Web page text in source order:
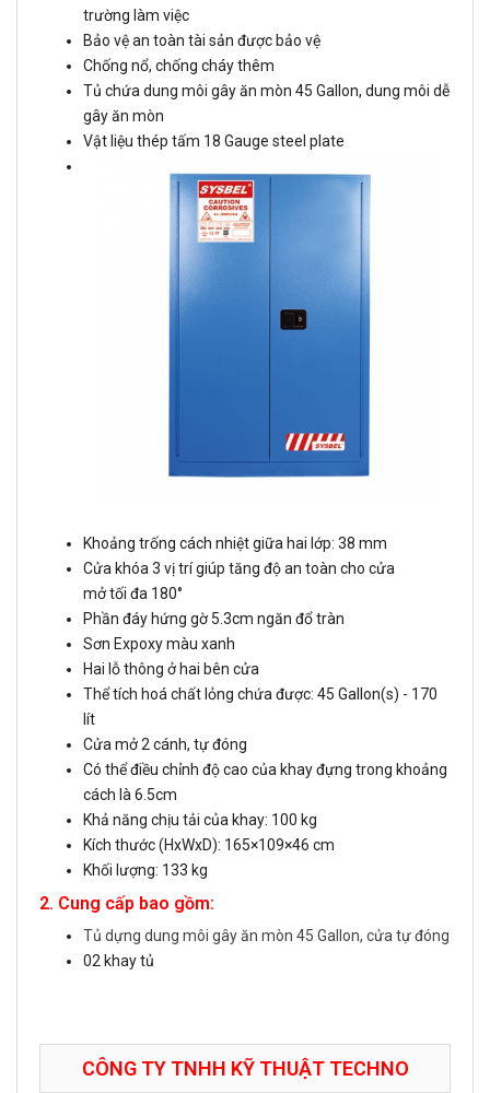
trường làm việc
Bảo vệ an toàn tài sản được bảo vệ
Chống nổ, chống cháy thêm
Tủ chứa dung môi gây ăn mòn 45 Gallon, dung môi dễ
gây ăn mòn
Vật liệu thép tấm 18 Gauge steel plate
Khoảng trống cách nhiệt giữa hai lớp: 38 mm
Cửa khóa 3 vị trí giúp tăng độ an toàn cho cửa
mở tối đa 180°
Phần đáy hứng gờ 5.3cm ngăn đổ tràn
Sơn Expoxy màu xanh
Hai lỗ thông ở hai bên cửa
Thể tích hoá chất lỏng chứa được: 45 Gallon(s) - 170
lít
Cửa mở 2 cánh, tự đóng
Có thể điều chỉnh độ cao của khay đựng trong khoảng
cách là 6.5cm
Khả năng chịu tải của khay: 100 kg
Kích thước (HxWxD): 165×109×46 cm
Khối lượng: 133 kg
2. Cung cấp bao gồm:
Tủ dựng dung môi gây ăn mòn 45 Gallon, cửa tự đóng
02 khay tủ
CÔNG TY TNHH KỸ THUẬT TECHNO